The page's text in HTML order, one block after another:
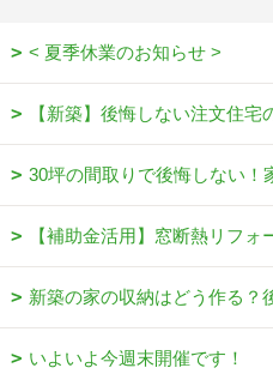
< 夏季休業のお知らせ >
【新築】後悔しない注文住
30坪の間取りで後悔しない！
【補助金活用】窓断熱リフ
新築の家の収納はどう作る？
いよいよ今週末開催です！